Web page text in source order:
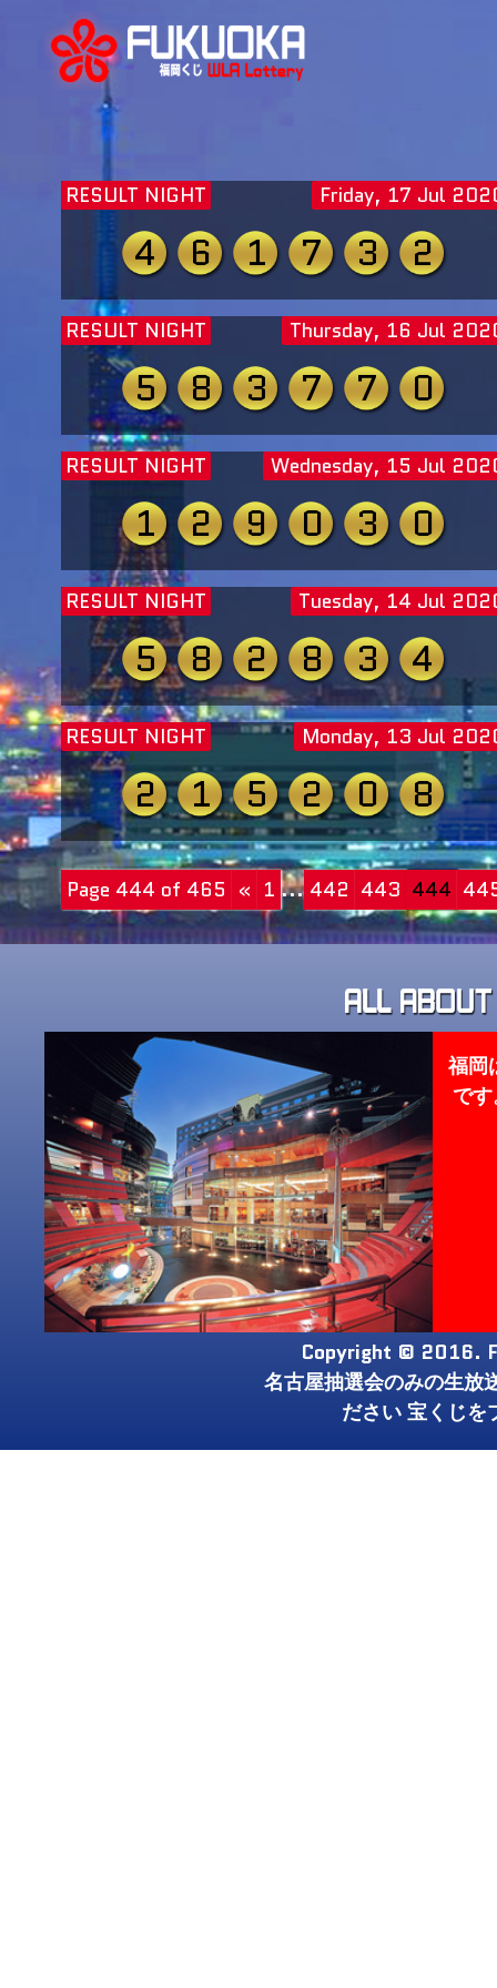
RESULT NIGHT Friday, 17 Jul
4 6 1 7 3 2
RESULT NIGHT Thursday, 16 Jul
5 8 3 7 7 0
RESULT NIGHT Wednesday, 15 Jul
1 2 9 0 3 0
RESULT NIGHT Tuesday, 14 Jul
5 8 2 8 3 4
RESULT NIGHT Monday, 13 Jul
2 1 5 2 0 8
Page 444 of 465 « 1 ... 442 443 444
福岡
で
Copyright © 2016.
名古屋抽選会のみの生放
ださい 宝くじを